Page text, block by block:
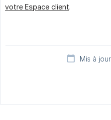
votre Espace client.
Mis à